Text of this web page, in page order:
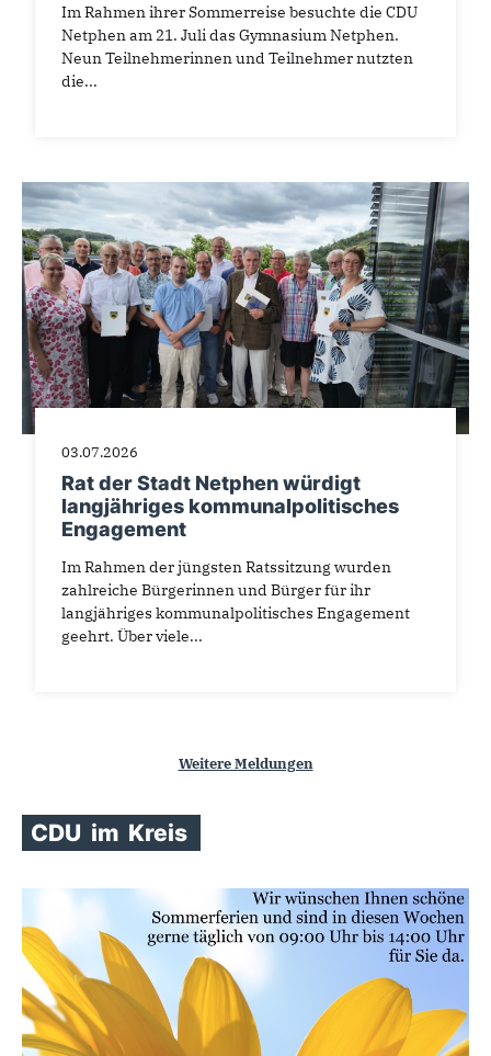
Im Rahmen ihrer Sommerreise besuchte die CDU
Netphen am 21. Juli das Gymnasium Netphen.
Neun Teilnehmerinnen und Teilnehmer nutzten
die...
03.07.2026
Rat der Stadt Netphen würdigt
langjähriges kommunalpolitisches
Engagement
Im Rahmen der jüngsten Ratssitzung wurden
zahlreiche Bürgerinnen und Bürger für ihr
langjähriges kommunalpolitisches Engagement
geehrt. Über viele...
Weitere Meldungen
CDU im Kreis